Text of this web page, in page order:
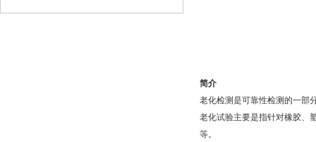
简介
老化检测是可靠性检测的一部
老化试验主要是指针对橡胶、
等。